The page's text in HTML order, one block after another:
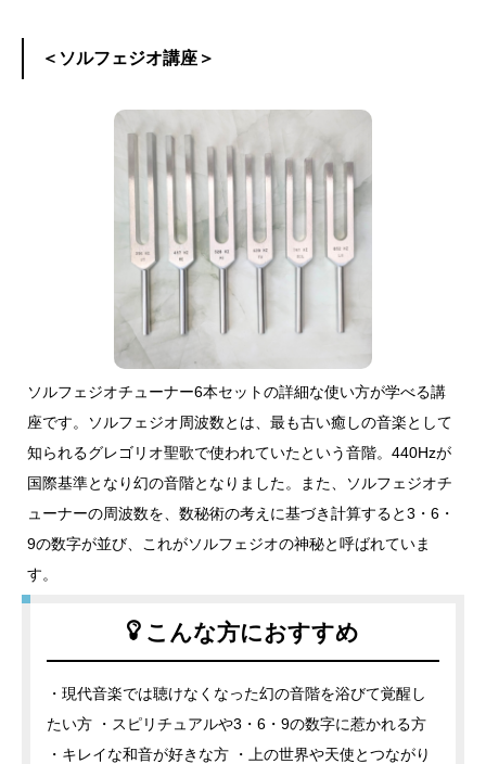
＜ソルフェジオ講座＞
ソルフェジオチューナー6本セットの詳細な使い方が学べる講
座です。ソルフェジオ周波数とは、最も古い癒しの音楽として
知られるグレゴリオ聖歌で使われていたという音階。440Hzが
国際基準となり幻の音階となりました。また、ソルフェジオチ
ューナーの周波数を、数秘術の考えに基づき計算すると3・6・
9の数字が並び、これがソルフェジオの神秘と呼ばれていま
す。
こんな方におすすめ
・現代音楽では聴けなくなった幻の音階を浴びて覚醒し
たい方 ・スピリチュアルや3・6・9の数字に惹かれる方
・キレイな和音が好きな方 ・上の世界や天使とつながり